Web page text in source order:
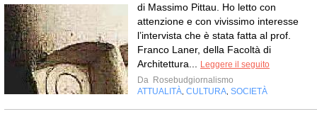
di Massimo Pittau. Ho letto con
attenzione e con vivissimo interesse
l’intervista che è stata fatta al prof.
Franco Laner, della Facoltà di
Architettura...
Leggere il seguito
Da Rosebudgiornalismo
ATTUALITÀ CULTURA SOCIETÀ